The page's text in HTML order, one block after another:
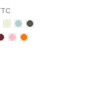
StemCaribbean
Khaki
Burgundy
CottonBright